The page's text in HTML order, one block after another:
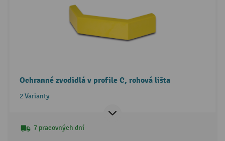
Ochranné zvodidlá v profile C, rohová lišta
2 Varianty
7 pracovných dní